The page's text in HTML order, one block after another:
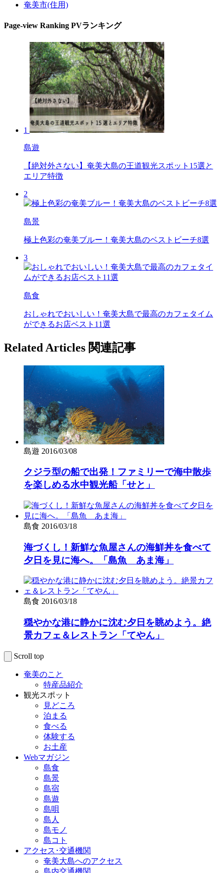
奄美市(住用)
Page-view Ranking PVランキング
1
島遊
【絶対外さない】奄美大島の王道観光スポット15選と
エリア特徴
2
島景
極上色彩の奄美ブルー！奄美大島のベストビーチ8選
3
島食
おしゃれでおいしい！奄美大島で最高のカフェタイム
ができるお店ベスト11選
Related Articles 関連記事
島遊 2016/03/08
クジラ型の船で出発！ファミリーで海中散歩
を楽しめる水中観光船「せと」
島食 2016/03/18
海づくし！新鮮な魚屋さんの海鮮丼を食べて
夕日を見に海へ。「島魚 あま海」
島食 2016/03/18
穏やかな港に静かに沈む夕日を眺めよう。絶
景カフェ＆レストラン「てやん」
Scroll top
奄美のこと
特産品紹介
観光スポット
見どころ
泊まる
食べる
体験する
お土産
Webマガジン
島食
島景
島宿
島遊
島唄
島人
島モノ
島コト
アクセス･交通機関
奄美大島へのアクセス
島内交通機関